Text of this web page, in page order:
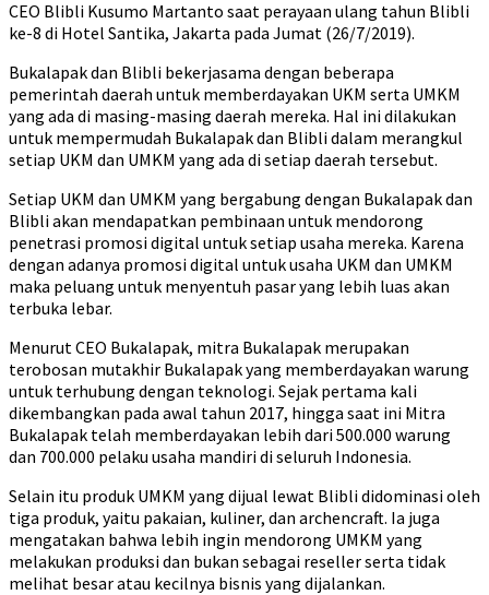
CEO Blibli Kusumo Martanto saat perayaan ulang tahun Blibli
ke-8 di Hotel Santika, Jakarta pada Jumat (26/7/2019).
Bukalapak dan Blibli bekerjasama dengan beberapa
pemerintah daerah untuk memberdayakan UKM serta UMKM
yang ada di masing-masing daerah mereka. Hal ini dilakukan
untuk mempermudah Bukalapak dan Blibli dalam merangkul
setiap UKM dan UMKM yang ada di setiap daerah tersebut.
Setiap UKM dan UMKM yang bergabung dengan Bukalapak dan
Blibli akan mendapatkan pembinaan untuk mendorong
penetrasi promosi digital untuk setiap usaha mereka. Karena
dengan adanya promosi digital untuk usaha UKM dan UMKM
maka peluang untuk menyentuh pasar yang lebih luas akan
terbuka lebar.
Menurut CEO Bukalapak, mitra Bukalapak merupakan
terobosan mutakhir Bukalapak yang memberdayakan warung
untuk terhubung dengan teknologi. Sejak pertama kali
dikembangkan pada awal tahun 2017, hingga saat ini Mitra
Bukalapak telah memberdayakan lebih dari 500.000 warung
dan 700.000 pelaku usaha mandiri di seluruh Indonesia.
Selain itu produk UMKM yang dijual lewat Blibli didominasi oleh
tiga produk, yaitu pakaian, kuliner, dan archencraft. Ia juga
mengatakan bahwa lebih ingin mendorong UMKM yang
melakukan produksi dan bukan sebagai reseller serta tidak
melihat besar atau kecilnya bisnis yang dijalankan.